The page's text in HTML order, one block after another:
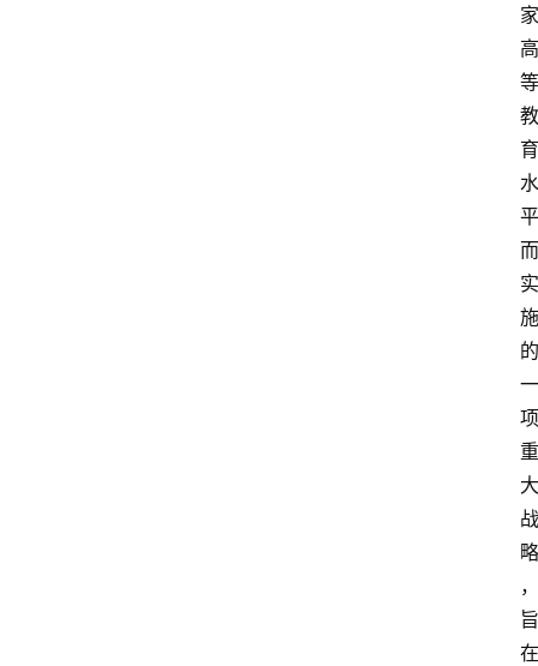
家
高
等
教
育
水
平
而
实
施
的
一
项
重
大
战
略
，
旨
在